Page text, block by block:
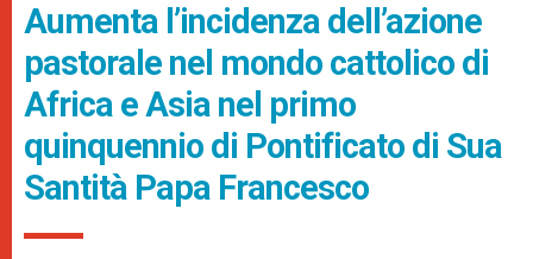
Aumenta l’incidenza dell’azione
pastorale nel mondo cattolico di
Africa e Asia nel primo
quinquennio di Pontificato di Sua
Santità Papa Francesco